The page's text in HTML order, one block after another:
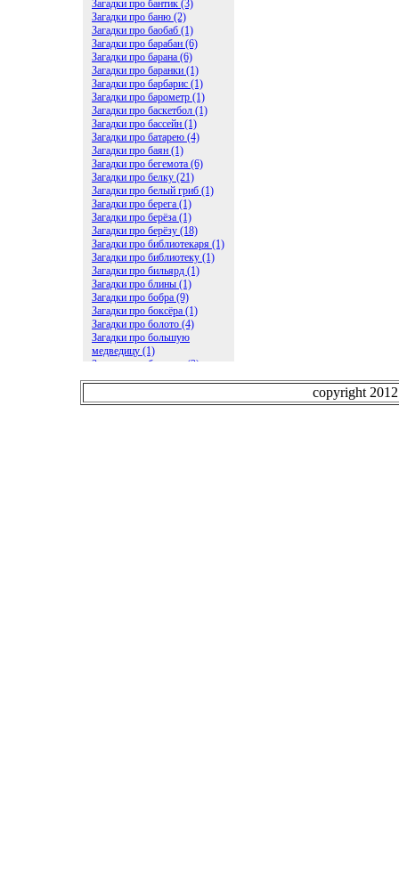
Загадки про бантик (3)
Загадки про баню (2)
Загадки про баобаб (1)
Загадки про барабан (6)
Загадки про барана (6)
Загадки про баранки (1)
Загадки про барбарис (1)
Загадки про барометр (1)
Загадки про баскетбол (1)
Загадки про бассейн (1)
Загадки про батарею (4)
Загадки про баян (1)
Загадки про бегемота (6)
Загадки про белку (21)
Загадки про белый гриб (1)
Загадки про берега (1)
Загадки про берёза (1)
Загадки про берёзу (18)
Загадки про библиотекаря (1)
Загадки про библиотеку (1)
Загадки про бильярд (1)
Загадки про блины (1)
Загадки про бобра (9)
Загадки про боксёра (1)
Загадки про болото (4)
Загадки про большую
медведицу (1)
Загадки про ботинки (2)
Загадки про бочку (5)
Загадки про бревно (2)
copyright